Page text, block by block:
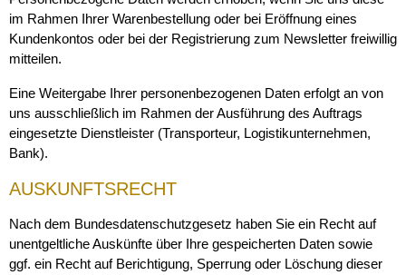
im Rahmen Ihrer Warenbestellung oder bei Eröffnung eines
Kundenkontos oder bei der Registrierung zum Newsletter freiwillig
mitteilen.
Eine Weitergabe Ihrer personenbezogenen Daten erfolgt an von
uns ausschließlich im Rahmen der Ausführung des Auftrags
eingesetzte Dienstleister (Transporteur, Logistikunternehmen,
Bank).
AUSKUNFTSRECHT
Nach dem Bundesdatenschutzgesetz haben Sie ein Recht auf
unentgeltliche Auskünfte über Ihre gespeicherten Daten sowie
ggf. ein Recht auf Berichtigung, Sperrung oder Löschung dieser